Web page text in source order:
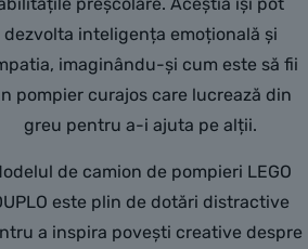
dezvolta inteligența emoțională și
imaginându-și cum este să fii
pompier curajos care lucrează din
greu pentru a-i ajuta pe alții.
de camion de pompieri LEGO
este plin de dotări distractive
a inspira povești creative despre